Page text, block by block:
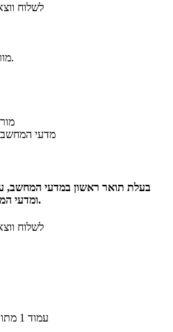
לשלוח
מדעי
בעלת תואר ראשון במדעי המחשב,
ומדעי המחשב לתלמידי תיכון וסטודנטים.
לשלוח
עמוד 1 מתוך 2